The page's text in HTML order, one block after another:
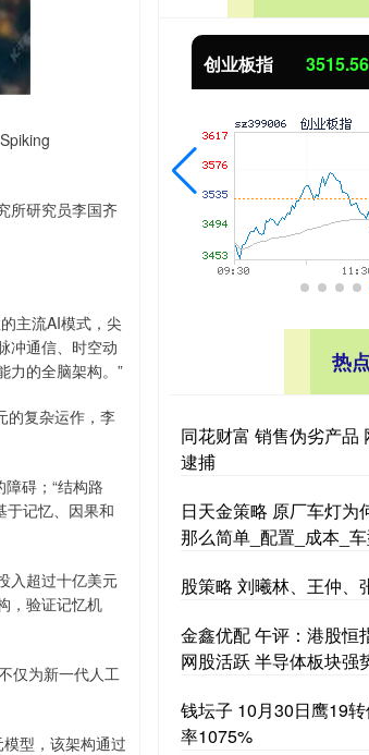
所研究员李国齐
主流AI模式，尖
冲通信、时空动
力的全脑架构。”
的复杂运作，李
碍；“结构路
于记忆、因果和
入超过十亿美元
，验证记忆机
仅为新一代人工
型，该架构通过
3.42 创业板指 3515.56
热
同花财富 销售伪劣产品
逮捕
日天金策略 原厂车灯为
那么简单_配置_成本_
股策略 刘曦林、王仲、
金鑫优配 午评：港股恒
网股活跃 半导体板块强
钱坛子 10月30日鹰19
率1075%